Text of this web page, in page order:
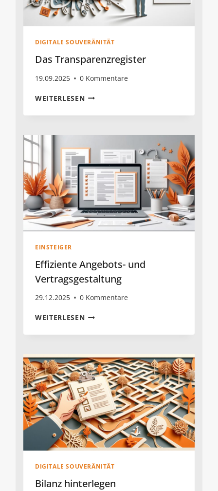
DIGITALE SOUVERÄNITÄT
Das Transparenzregister
19.09.2025 0 Kommentare
WEITERLESENDAS
EINSTEIGER
Effiziente Angebots- und
Vertragsgestaltung
29.12.2025 0 Kommentare
WEITERLESENEFFIZIENTE
UND
DIGITALE SOUVERÄNITÄT
Bilanz hinterlegen